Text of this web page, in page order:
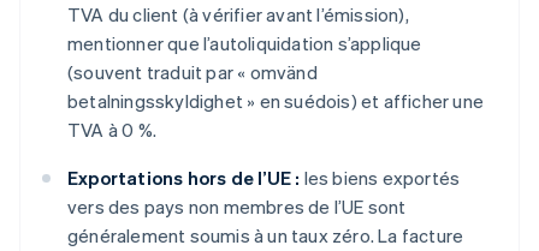
TVA du client (à vérifier avant l’émission),
mentionner que l’autoliquidation s’applique
(souvent traduit par « omvänd
betalningsskyldighet » en suédois) et afficher une
TVA à 0 %.
Exportations hors de l’UE : les biens exportés
vers des pays non membres de l’UE sont
généralement soumis à un taux zéro. La facture